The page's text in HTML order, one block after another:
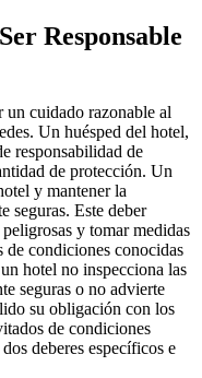
Responsable
un cuidado razonable al
Un huésped del hotel,
responsabilidad de
de protección. Un
y mantener la
seguras. Este deber
y tomar medidas
de condiciones conocidas
hotel no inspecciona las
seguras o no advierte
su obligación con los
de condiciones
deberes específicos e